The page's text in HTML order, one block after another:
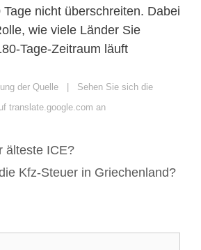
Tage nicht überschreiten. Dabei
wie viele Länder Sie
Tage-Zeitraum läuft
der Quelle | Sehen Sie sich die
translate.google.com an
älteste ICE?
Kfz-Steuer in Griechenland?